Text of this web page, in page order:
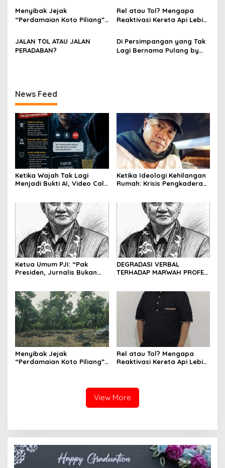
ABUSE OF INFLUENCE OLEH
OKNUM ADVOKAT HOTMAN
Menyibak Jejak
“Perdamaian Koto Piliang”:
Bapaneh di Nagari
Simawang
Rel atau Tol? Mengapa
Reaktivasi Kereta Api Lebih
Tol yang Membelah Nagari
JALAN TOL ATAU JALAN
PERADABAN?
Di Persimpangan yang Tak
Lagi Bernama Pulang by
News Feed
Ketika Wajah Tak Lagi
Menjadi Bukti AI, Video Call,
Ketika Ideologi Kehilangan
Rumah: Krisis Pengkaderan
Kepemimpinan yang
Kehilangan Arah
Ketua Umum PJI: “Pak
Presiden, Jurnalis Bukan
DEGRADASI VERBAL
TERHADAP MARWAH PROFESI
OKNUM ADVOKAT HOTMAN
PARIS HUTAPEA
Menyibak Jejak
“Perdamaian Koto Piliang”:
Rel atau Tol? Mengapa
Reaktivasi Kereta Api Lebih
View More